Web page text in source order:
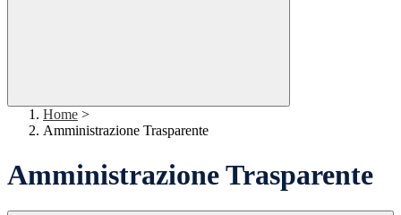
Home >
Amministrazione Trasparente
Amministrazione Trasparente